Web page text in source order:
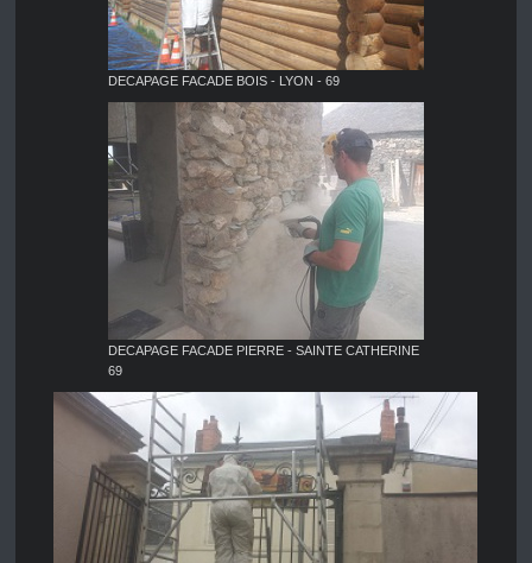
DECAPAGE FACADE BOIS - LYON - 69
DECAPAGE FACADE PIERRE - SAINTE CATHERINE
69